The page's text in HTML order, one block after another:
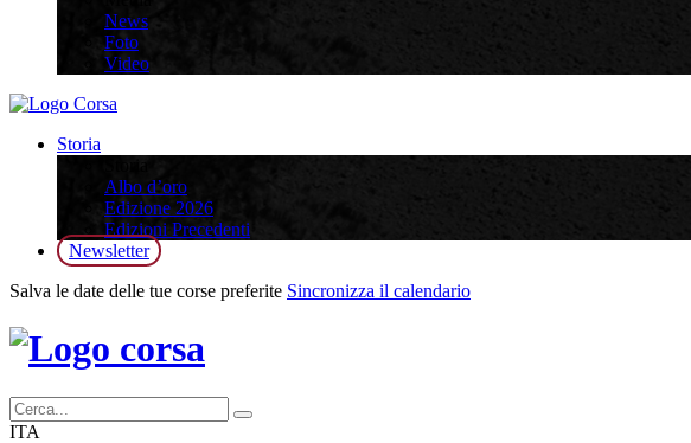
News
Foto
Video
Storia
Albo d’oro
Edizione 2026
Edizioni Precedenti
Newsletter
Salva le date delle tue corse preferite Sincronizza il calendario
ITA